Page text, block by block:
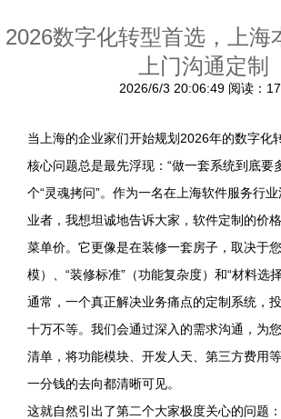
2026数字化转型首选，上海
上门沟通定制
2026/6/3 20:06:49 阅读：
当上海的企业家们开始规划2026年的数字化
核心问题总是最先浮现：“做一套系统到底要
个“灵魂拷问”。作为一名在上海软件服务行
业者，我想坦诚地告诉大家，软件定制的价
菜单价。它更像是在装修一套房子，取决于
模）、“装修标准”（功能复杂度）和“材料选
通常，一个真正解决业务痛点的定制系统，
十万不等。我们会通过深入的需求沟通，为
清单，将功能模块、开发人天、第三方费用
一分钱的去向都清晰可见。
这就自然引出了第二个大家极度关心的问题